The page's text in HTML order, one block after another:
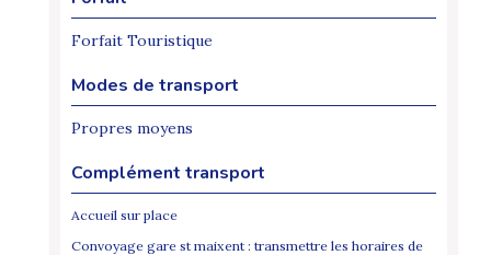
Forfait Touristique
Modes de transport
Propres moyens
Complément transport
Accueil sur place
Convoyage gare st maixent : transmettre les horaires de